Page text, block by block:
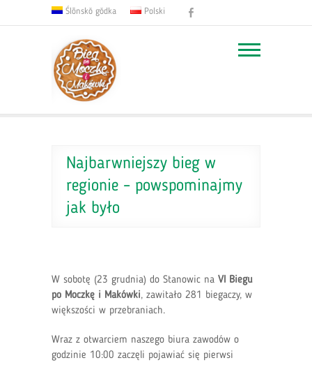
Ślōnskŏ gŏdka Polski
Najbarwniejszy bieg w
regionie – powspominajmy
jak było
W sobotę (23 grudnia) do Stanowic na VI Biegu
po Moczkę i Makówki, zawitało 281 biegaczy, w
większości w przebraniach.
Wraz z otwarciem naszego biura zawodów o
godzinie 10:00 zaczęli pojawiać się pierwsi